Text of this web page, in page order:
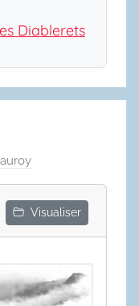
Diablerets
Visualiser